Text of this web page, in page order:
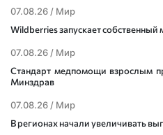
07.08.26 / Мир
Wildberries запускает собственный
07.08.26 / Мир
Стандарт медпомощи взрослым
Минздрав
07.08.26 / Мир
В регионах начали увеличивать